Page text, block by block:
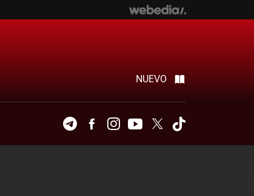
NUEVO
TelegramFacebookInstagramYoutubeTwitter